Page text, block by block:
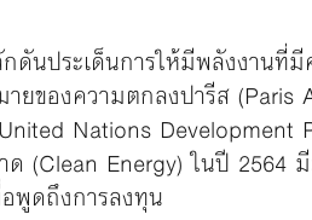
ดันประเด็นการให้มีพลังงาน
ยของความตกลงปารีส (Paris
Nations Development
ด (Clean Energy) ในปี
พูดถึงการลงทุน